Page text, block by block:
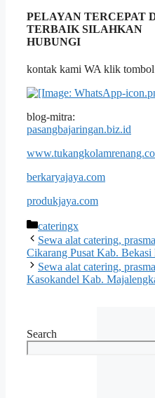
PELAYAN TERCEPAT
TERBAIK SILAHKAN
HUBUNGI
kontak kami WA klik
blog-mitra:
pasangbajaringan.biz.id
berkaryajaya.com
produkjaya.com
Categories
cateringx
Sewa alat catering,
Cikarang Pusat Kab. Bekasi
Sewa alat catering,
Kasokandel Kab.
Search